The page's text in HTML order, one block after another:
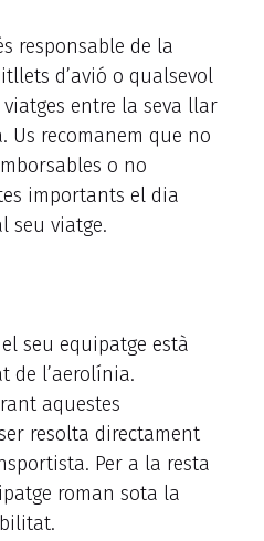
responsable de la
d’avió o qualsevol
entre la seva llar
Us recomanem que no
o no
importants el dia
seu viatge.
seu equipatge està
de l’aerolínia.
aquestes
resolta directament
Per a la resta
roman sota la